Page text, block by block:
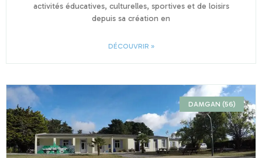
activités éducatives, culturelles, sportives et de loisirs
depuis sa création en
DÉCOUVRIR »
DAMGAN (56)